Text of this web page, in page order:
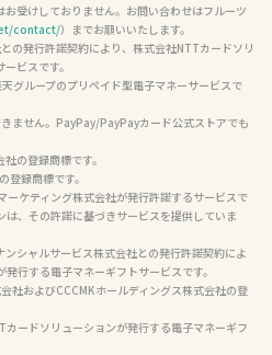
受けしておりません。お問い合わせはフルーツ
contact/）までお願いいたします。
の発行許諾契約により、株式会社NTTカードソリ
ビスです。
グループのプリペイド型電子マネーサービスで
ません。PayPay/PayPayカード公式ストアでも
の登録商標です。
登録商標です。
ーケティング株式会社が発行許諾するサービスで
、その許諾に基づきサービスを提供していま
ンシャルサービス株式会社との発行許諾契約によ
行する電子マネーギフトサービスです。
社およびCCCMKホールディングス株式会社の登
カードソリューションが発行する電子マネーギフ